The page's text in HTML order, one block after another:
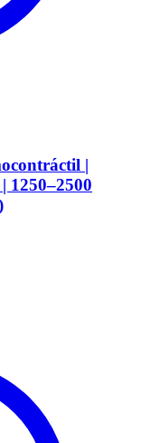
|
1250–2500